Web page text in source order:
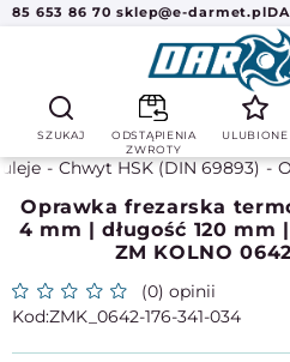
85 653 86 70 sklep@e-darmet.pl
SZUKAJ
ODSTĄPIENIA
ZWROTY
ULUBIONE
Chwyt HSK (DIN 69893)
Oprawka frezarska
4 mm | długość 120 mm
ZM KOLNO
(0) opinii
ZMK_0642-176-341-034